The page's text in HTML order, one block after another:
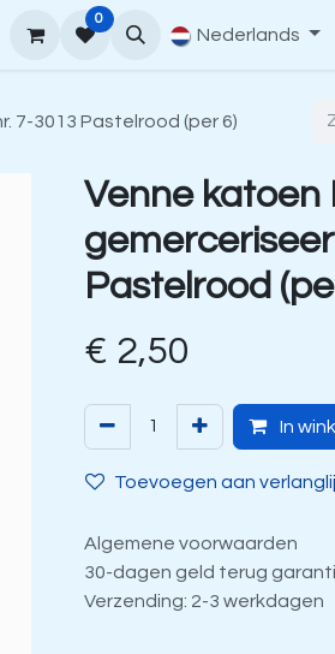
Hoe te bestellen Contact
0
Nederlands
7-3013 Pastelrood (per 6)
Venne katoen
Pastelrood
€ 2,50
In
Toevoegen aan
Algemene voorwaarden
30-dagen geld terug
Verzending: 2-3 werkdagen